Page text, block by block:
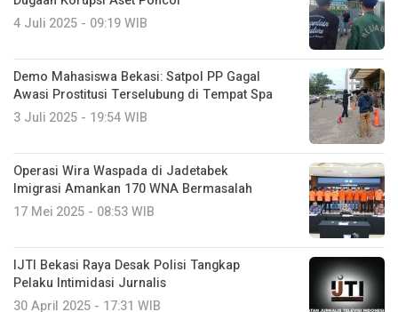
4 Juli 2025 - 09:19 WIB
Demo Mahasiswa Bekasi: Satpol PP Gagal
Awasi Prostitusi Terselubung di Tempat Spa
3 Juli 2025 - 19:54 WIB
Operasi Wira Waspada di Jadetabek
Imigrasi Amankan 170 WNA Bermasalah
17 Mei 2025 - 08:53 WIB
IJTI Bekasi Raya Desak Polisi Tangkap
Pelaku Intimidasi Jurnalis
30 April 2025 - 17:31 WIB